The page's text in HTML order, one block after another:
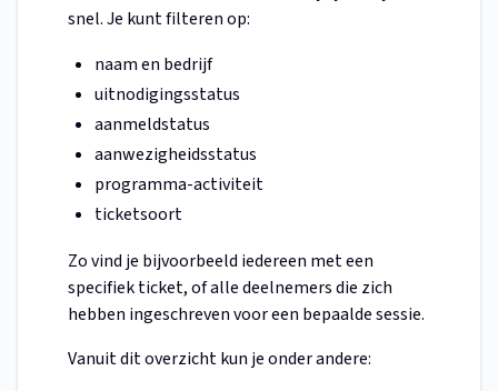
snel. Je kunt filteren op:
naam en bedrijf
uitnodigingsstatus
aanmeldstatus
aanwezigheidsstatus
programma-activiteit
ticketsoort
Zo vind je bijvoorbeeld iedereen met een
specifiek ticket, of alle deelnemers die zich
hebben ingeschreven voor een bepaalde sessie.
Vanuit dit overzicht kun je onder andere: